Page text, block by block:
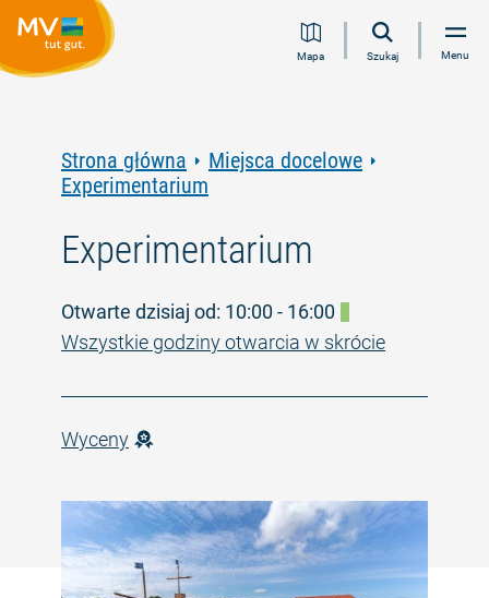
Przejdź
Przejdź
Przejdź
Przejdź
Mapa Szukaj Menu
Strona główna
Miejsca docelowe
Experimentarium
Experimentarium
Otwarte dzisiaj od: 10:00 - 16:00
Wszystkie godziny otwarcia w skrócie
Wyceny